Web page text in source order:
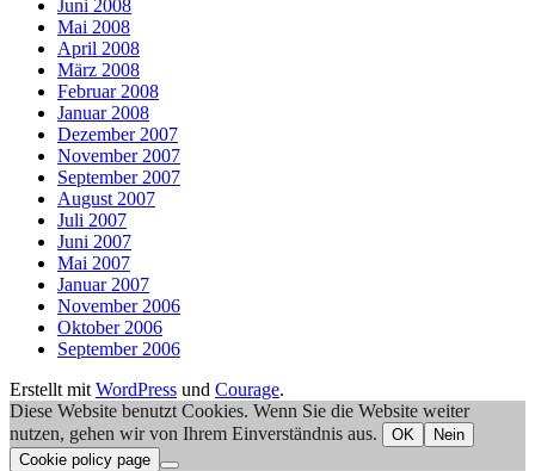
Juni 2008
Mai 2008
April 2008
März 2008
Februar 2008
Januar 2008
Dezember 2007
November 2007
September 2007
August 2007
Juli 2007
Juni 2007
Mai 2007
Januar 2007
November 2006
Oktober 2006
September 2006
Erstellt mit WordPress und Courage.
Diese Website benutzt Cookies. Wenn Sie die Website weiter
nutzen, gehen wir von Ihrem Einverständnis aus.
OK
Nein
Cookie policy page